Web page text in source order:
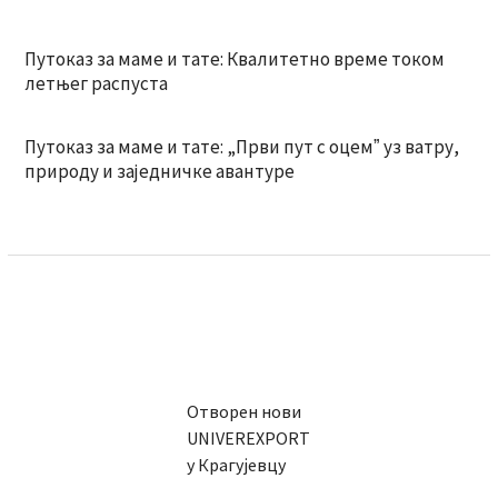
Путоказ за маме и тате: Квалитетно време током
летњег распуста
Путоказ за маме и тате: „Први пут с оцемˮ уз ватру,
природу и заједничке авантуре
Отворен нови
UNIVEREXPORT
у Крагујевцу